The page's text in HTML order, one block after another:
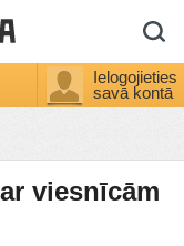
Ielogojieties
savā kontā
viesnīcām